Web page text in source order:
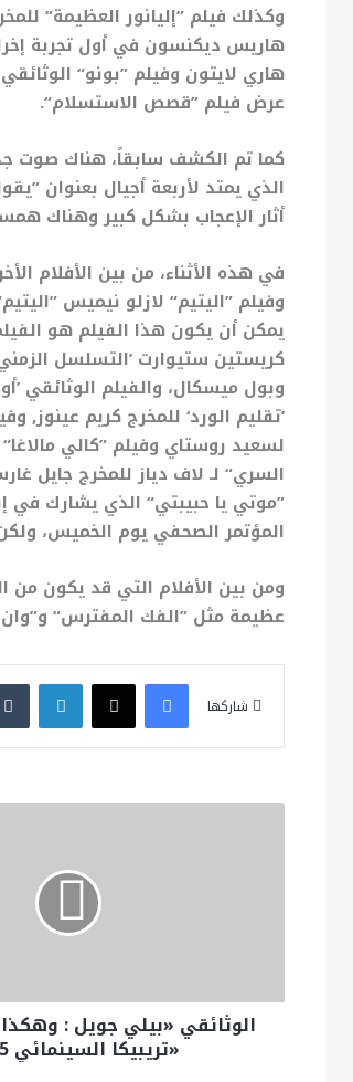
وكذلك فيلم ”إليانور العظيمة“
هاريس ديكنسون في أول تجربة
هاري لايتون وفيلم ”بونو“
عرض فيلم ”قصص الاستسلام“.
كما تم الكشف سابقاً، هناك صوت
الذي يمتد لأربعة أجيال بعنوان
أثار الإعجاب بشكل كبير وهناك
وفيلم ”اليتيم“ لازلو نيميس
يمكن أن يكون هذا الفيلم هو
كريستين ستيوارت ’التسلسل
وبول ميسكال، والفيلم الوثائقي
’تقليم الورد‘ للمخرج كريم عينوز,
لسعيد روستاي وفيلم ”كالي
السري“ لـ لاف دياز للمخرج جايل
”موتي يا حبيبتي“ الذي يشارك في
المؤتمر الصحفي يوم الخميس،
ومن بين الأفلام التي قد يكون
عظيمة مثل ”الفك المفترس“ و”وان
شاركها
فيسبوكX
الوثائقي «بيلي جويل :
«تريبيكا السينمائي 2025»